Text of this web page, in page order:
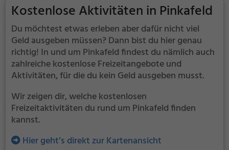
Kostenlose Aktivitäten in Pinkafeld
Du möchtest etwas erleben aber dafür nicht viel
Geld ausgeben müssen? Dann bist du hier genau
richtig! In und um Pinkafeld findest du nämlich auch
zahlreiche kostenlose Freizeitangebote und
Aktivitäten, für die du kein Geld ausgeben musst.
Wir zeigen dir, welche kostenlosen
Freizeitaktivitäten du rund um Pinkafeld finden
kannst.
Hier geht’s direkt zur Kartenansicht